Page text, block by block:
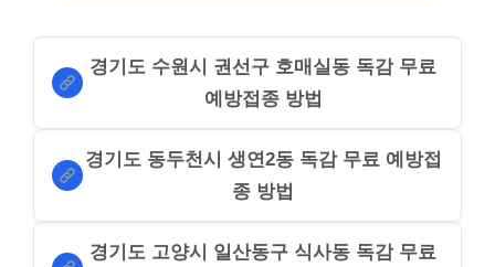
경기도 수원시 권선구 호매실동 독감 무료
예방접종 방법
경기도 동두천시 생연2동 독감 무료 예방접
종 방법
경기도 고양시 일산동구 식사동 독감 무료